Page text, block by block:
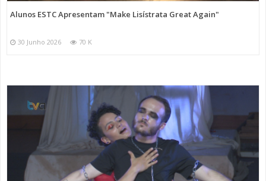
Alunos ESTC Apresentam "Make Lisístrata Great Again"
30 Junho 2026 70 K